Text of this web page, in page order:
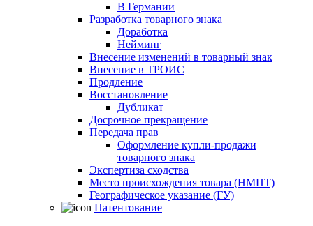
В Германии
Разработка товарного знака
Доработка
Нейминг
Внесение изменений в товарный знак
Внесение в ТРОИС
Продление
Восстановление
Дубликат
Досрочное прекращение
Передача прав
Оформление купли-продажи
товарного знака
Экспертиза сходства
Место происхождения товара (НМПТ)
Географическое указание (ГУ)
Патентование